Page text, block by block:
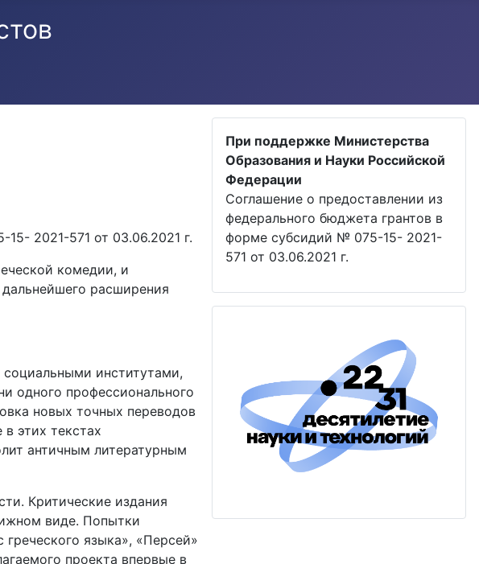
2021-571 от 03.06.2021 г.
комедии, и
расширения
институтами,
одного профессионального
новых точных переводов
этих текстах
античным литературным
Критические издания
виде. Попытки
языка», «Персей»
проекта впервые в
При поддержке Министерства
Образования и Науки Российской
Федерации
Соглашение о предоставлении из
федерального бюджета грантов в
форме субсидий № 075-15- 2021-
571 от 03.06.2021 г.